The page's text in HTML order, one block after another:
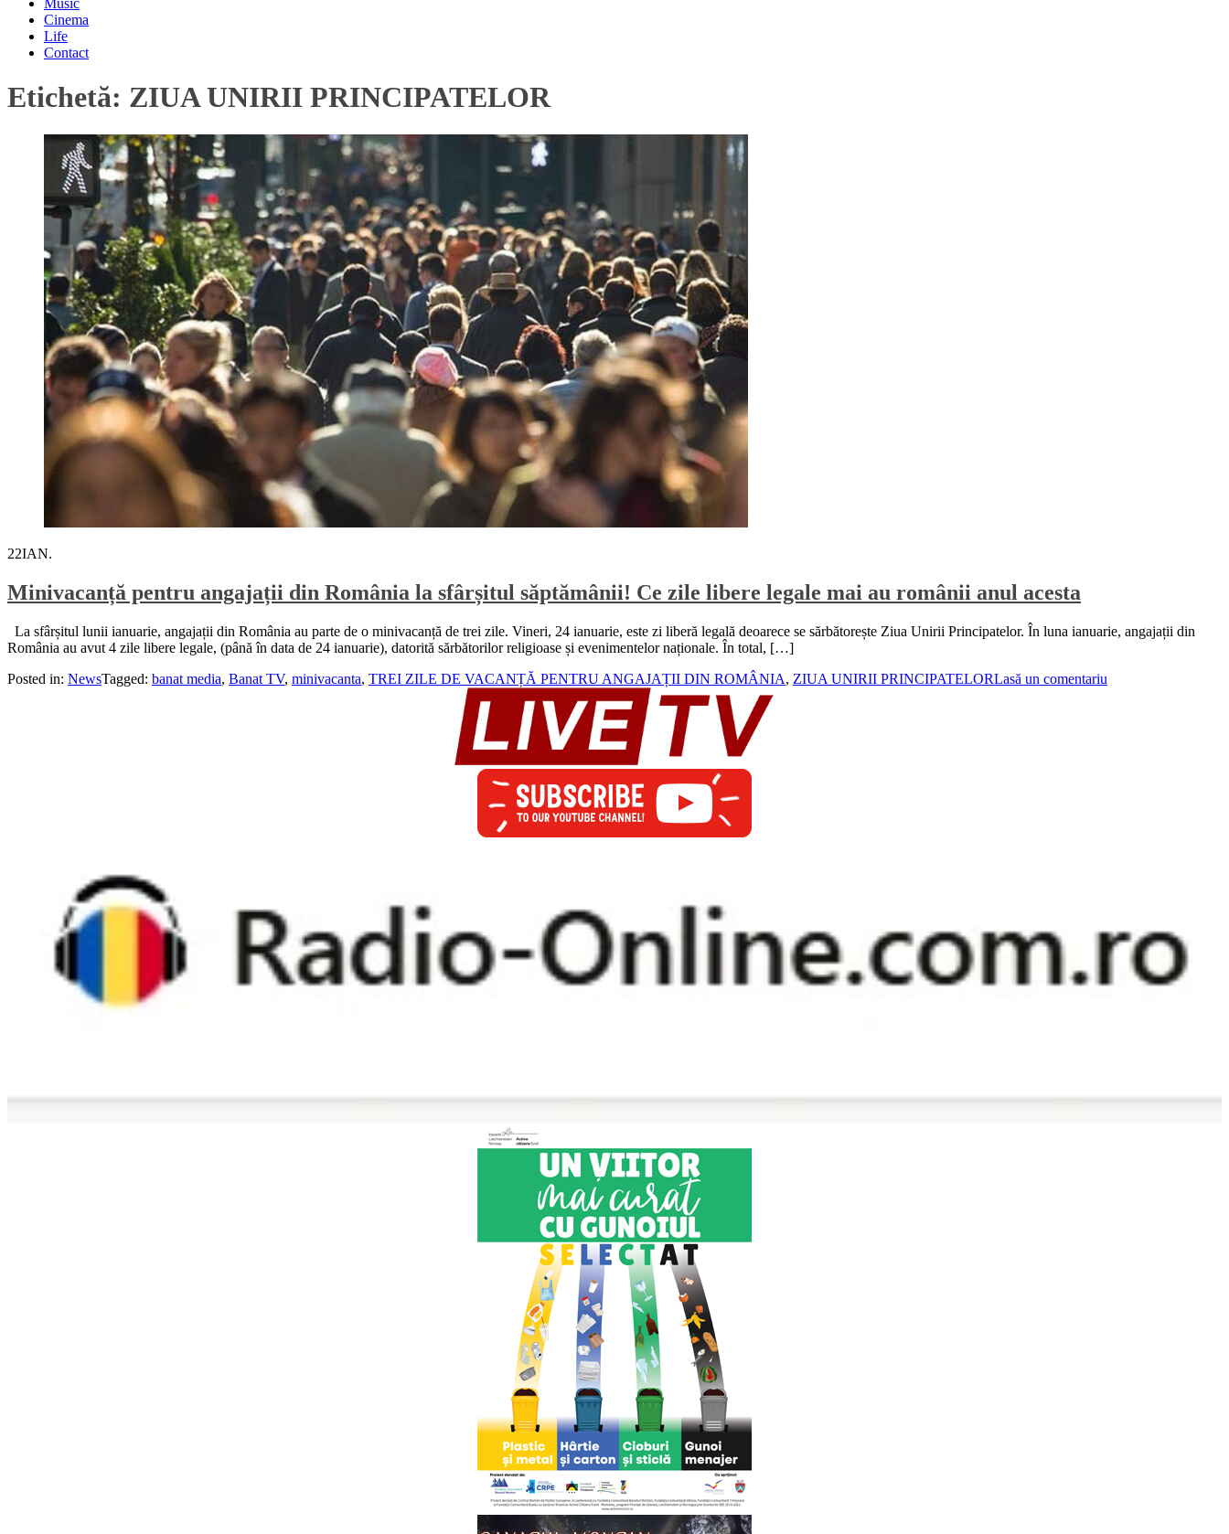
Music
Cinema
Life
Contact
Etichetă: ZIUA UNIRII PRINCIPATELOR
22IAN.
Minivacanță pentru angajații din România la sfârșitul săptămânii! Ce zile libere legale mai au românii anul acesta
La sfârșitul lunii ianuarie, angajații din România au parte de o minivacanță de trei zile. Vineri, 24 ianuarie, este zi liberă legală deoarece se sărbătorește Ziua Unirii Principatelor. În luna ianuarie, angajații din
România au avut 4 zile libere legale, (până în data de 24 ianuarie), datorită sărbătorilor religioase și evenimentelor naționale. În total, […]
Posted in: NewsTagged: banat media, Banat TV, minivacanta, TREI ZILE DE VACANȚĂ PENTRU ANGAJAȚII DIN ROMÂNIA, ZIUA UNIRII PRINCIPATELORLasă un comentariu